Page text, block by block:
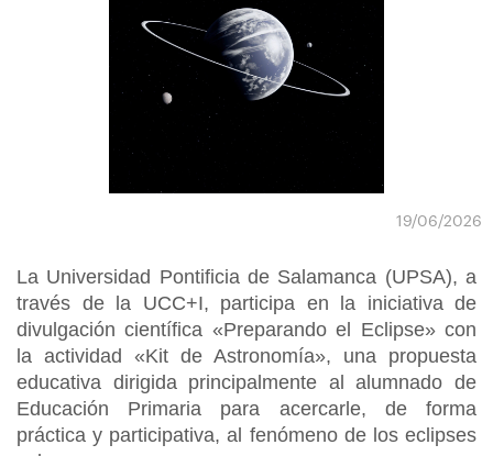
19/06/2026
La Universidad Pontificia de Salamanca (UPSA), a
través de la UCC+I, participa en la iniciativa de
divulgación científica «Preparando el Eclipse» con
la actividad «Kit de Astronomía», una propuesta
educativa dirigida principalmente al alumnado de
Educación Primaria para acercarle, de forma
práctica y participativa, al fenómeno de los eclipses